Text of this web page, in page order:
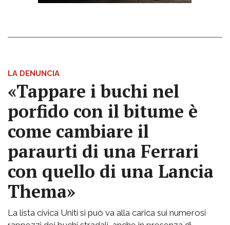
LA DENUNCIA
«Tappare i buchi nel
porfido con il bitume è
come cambiare il
paraurti di una Ferrari
con quello di una Lancia
Thema»
La lista civica Uniti si può va alla carica sui numerosi